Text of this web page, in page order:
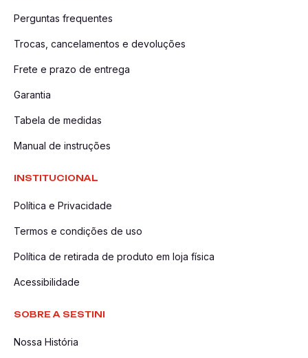
Perguntas frequentes
Trocas, cancelamentos e devoluções
Frete e prazo de entrega
Garantia
Tabela de medidas
Manual de instruções
INSTITUCIONAL
Política e Privacidade
Termos e condições de uso
Política de retirada de produto em loja física
Acessibilidade
SOBRE A SESTINI
Nossa História